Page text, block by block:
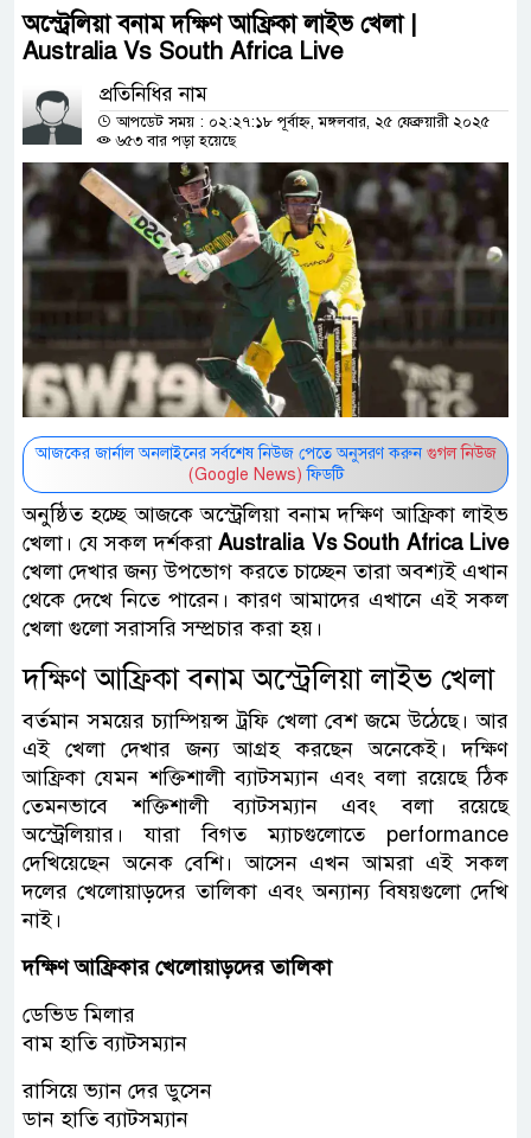
অস্ট্রেলিয়া বনাম দক্ষিণ আফ্রিকা লাইভ খেলা |
Australia Vs South Africa Live
প্রতিনিধির নাম
আপডেট সময় : ০২:২৭:১৮ পূর্বাহ্ন, মঙ্গলবার, ২৫ ফেব্রুয়ারী ২০২৫
৬৫৩ বার পড়া হয়েছে
আজকের জার্নাল অনলাইনের সর্বশেষ নিউজ পেতে অনুসরণ করুন গুগল নিউজ
(Google News) ফিডটি
অনুষ্ঠিত হচ্ছে আজকে অস্ট্রেলিয়া বনাম দক্ষিণ আফ্রিকা লাইভ
খেলা। যে সকল দর্শকরাAustralia Vs South Africa Live
খেলা দেখার জন্য উপভোগ করতে চাচ্ছেন তারা অবশ্যই এখান
থেকে দেখে নিতে পারেন। কারণ আমাদের এখানে এই সকল
খেলা গুলো সরাসরি সম্প্রচার করা হয়।
দক্ষিণ আফ্রিকা বনাম অস্ট্রেলিয়া লাইভ খেলা
বর্তমান সময়ের চ্যাম্পিয়ন্স ট্রফি খেলা বেশ জমে উঠেছে। আর
এই খেলা দেখার জন্য আগ্রহ করছেন অনেকেই। দক্ষিণ
আফ্রিকা যেমন শক্তিশালী ব্যাটসম্যান এবং বলা রয়েছে ঠিক
তেমনভাবে শক্তিশালী ব্যাটসম্যান এবং বলা রয়েছে
অস্ট্রেলিয়ার। যারা বিগত ম্যাচগুলোতে performance
দেখিয়েছেন অনেক বেশি। আসেন এখন আমরা এই সকল
দলের খেলোয়াড়দের তালিকা এবং অন্যান্য বিষয়গুলো দেখি
নাই।
দক্ষিণ আফ্রিকার খেলোয়াড়দের তালিকা
ডেভিড মিলার
বাম হাতি ব্যাটসম্যান
রাসিয়ে ভ্যান দের ডুসেন
ডান হাতি ব্যাটসম্যান